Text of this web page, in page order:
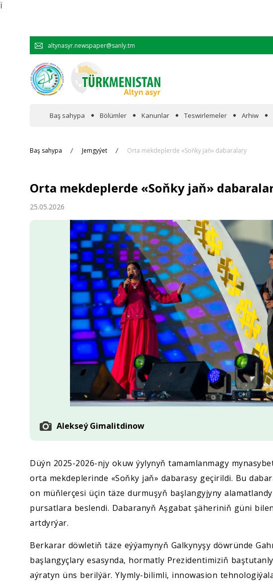
Ï
altynasyr.newspaper@sanly.tm
Baş sahypa Bölümler
Ykdysadyýet
Jemgyýet
Medeniýet
Ylym
Sport
Kanunlar Teswirlemeler Arhiw
Baş sahypa Jemgyýet Orta mekdeplerde «Soňky jaň» dabaralary
Orta mekdeplerde «Soňky jaň»
25.05.2026
Alekseý Gimalitdinow
Düýn 2025-2026-njy okuw ýylynyň tamamlanmagy
orta mekdeplerinde «Soňky jaň» dabarasy geçirildi. Bu
on müňlerçesi üçin täze durmuşyň başlangyjyny
pursatlara beslendi. Dabaranyň Aşgabat şäheriniň güni
artdyrýar.
Berkarar döwletiň täze eýýamynyň Galkynyşy döwründe
başlangyçlary esasynda, hormatly Prezidentimiziň
aýratyn üns berilýär. Ylymly-bilimli, innowasion